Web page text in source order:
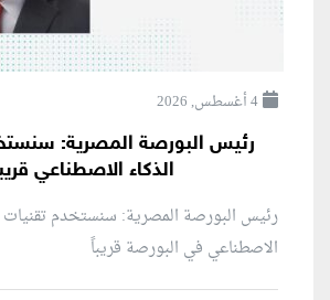
4 أغسطس, 2026
رئيس البورصة المصرية:
الذكاء الاصطناعي
رئيس البورصة المصرية: سنستخدم تقنيات
الاصطناعي في البورصة قريباً